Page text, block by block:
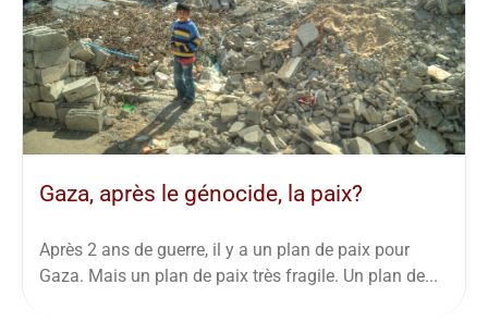
Gaza, après le génocide, la paix?
Après 2 ans de guerre, il y a un plan de paix pour
Gaza. Mais un plan de paix très fragile. Un plan de...